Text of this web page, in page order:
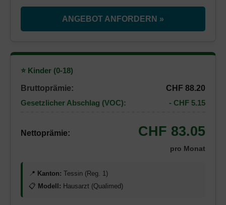
ANGEBOT ANFORDERN »
⭐ Kinder (0-18)
Bruttoprämie:
CHF 88.20
Gesetzlicher Abschlag (VOC):
- CHF 5.15
Nettoprämie: CHF 83.05
pro Monat
📍 Kanton: Tessin (Reg. 1)
📋 Modell: Hausarzt (Qualimed)